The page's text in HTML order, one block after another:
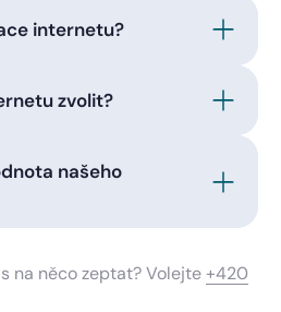
internetu?
zvolit?
našeho
na něco zeptat? Volejte+420